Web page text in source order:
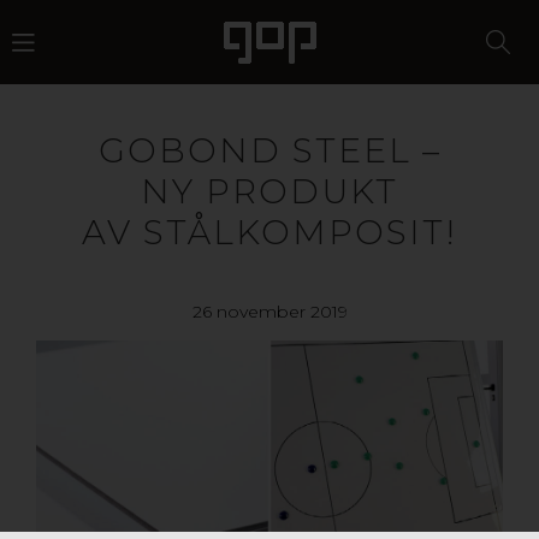
GOBOND STEEL –
NY PRODUKT
AV STÅLKOMPOSIT!
26 november 2019